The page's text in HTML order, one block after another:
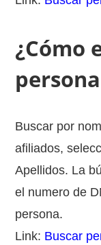
¿Cómo
Buscar por
afiliados,
Apellidos. La
el numero de
persona.
Link: Buscar